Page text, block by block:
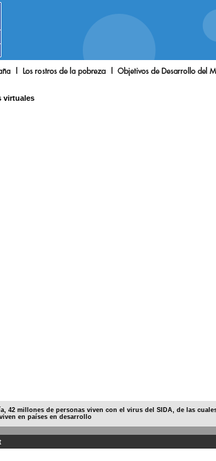
virtuales
42 millones de personas viven con el virus del SIDA, de las
en países en desarrollo